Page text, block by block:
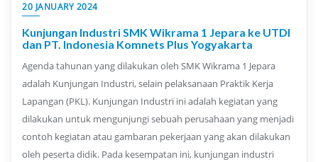
20 JANUARY 2024
Kunjungan Industri SMK Wikrama 1 Jepara ke UTDI
dan PT. Indonesia Komnets Plus Yogyakarta
Agenda tahunan yang dilakukan oleh SMK Wikrama 1 Jepara
adalah Kunjungan Industri, selain pelaksanaan Praktik Kerja
Lapangan (PKL). Kunjungan Industri ini adalah kegiatan yang
dilakukan untuk mengunjungi sebuah perusahaan yang menjadi
contoh kegiatan atau gambaran pekerjaan yang akan dilakukan
oleh peserta didik. Pada kesempatan ini, kunjungan industri